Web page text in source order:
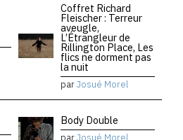
Coffret Richard
Fleischer : Terreur
aveugle,
L’Étrangleur de
Rillington Place, Les
flics ne dorment pas
la nuit
parJosué Morel
Body Double